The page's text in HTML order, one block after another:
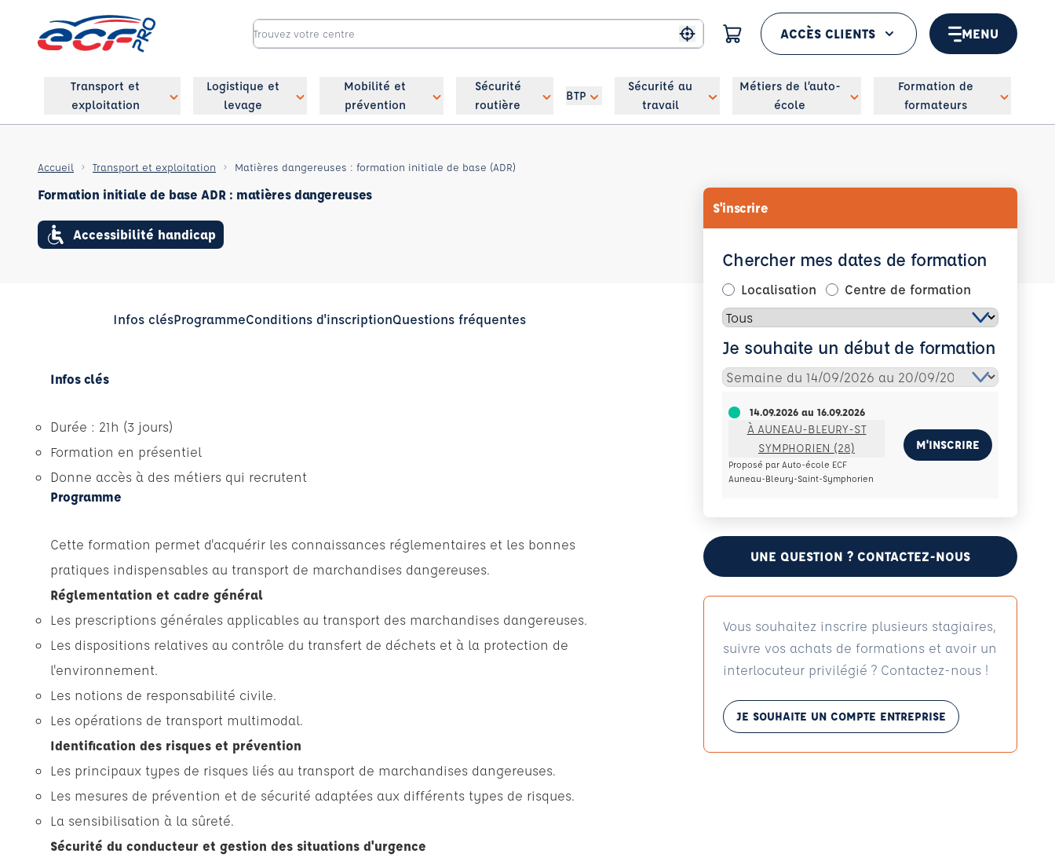
Me géolocaliser
ACCÈS CLIENTS MENU
Transport et
exploitation
Logistique et
levage
Mobilité et
prévention
Sécurité
routière
BTP
Sécurité au
travail
Métiers de l’auto-
école
Formation de
formateurs
Accueil Transport et exploitation Matières dangereuses : formation initiale de base (ADR)
Formation initiale de base ADR : matières dangereuses
Accessibilité handicap
Infos clésProgrammeConditions d'inscriptionQuestions fréquentes
Infos clés
Durée : 21h (3 jours)
Formation en présentiel
Donne accès à des métiers qui recrutent
Programme
Cette formation permet d'acquérir les connaissances réglementaires et les bonnes
pratiques indispensables au transport de marchandises dangereuses.
Réglementation et cadre général
Les prescriptions générales applicables au transport des marchandises dangereuses.
Les dispositions relatives au contrôle du transfert de déchets et à la protection de
l'environnement.
Les notions de responsabilité civile.
Les opérations de transport multimodal.
Identification des risques et prévention
Les principaux types de risques liés au transport de marchandises dangereuses.
Les mesures de prévention et de sécurité adaptées aux différents types de risques.
La sensibilisation à la sûreté.
Sécurité du conducteur et gestion des situations d'urgence
S'inscrire
Chercher mes dates de formation
Localisation Centre de formation
Je souhaite un début de formation
14.09.2026 au 16.09.2026
À AUNEAU-BLEURY-ST
SYMPHORIEN (28)
Proposé par Auto-école ECF
Auneau-Bleury-Saint-Symphorien
M'INSCRIRE
UNE QUESTION ? CONTACTEZ-NOUS
Vous souhaitez inscrire plusieurs stagiaires,
suivre vos achats de formations et avoir un
interlocuteur privilégié ? Contactez-nous !
JE SOUHAITE UN COMPTE ENTREPRISE